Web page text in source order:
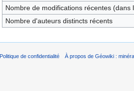
Nombre de modifications récentes (dans
Nombre d'auteurs distincts récents
Politique de confidentialité À propos de Géowiki :